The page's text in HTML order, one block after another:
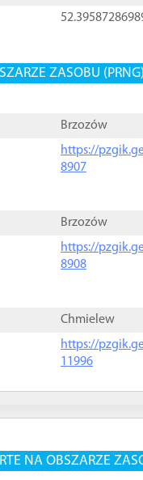
ZASOBU
Brzozów
https://
8907
Brzozów
https://
8908
Chmielew
https://
11996
NA OBSZARZE